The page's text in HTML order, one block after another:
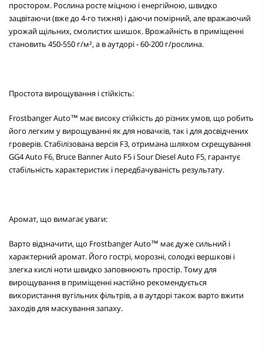
простором. Рослина росте міцною і енергійною, швидко
зацвітаючи (вже до 4-го тижня) і даючи помірний, але вражаючий
урожай щільних, смолистих шишок. Врожайність в приміщенні
становить 450-550 г/м², а в аутдорі - 60-200 г/рослина.
Простота вирощування і стійкість:
Frostbanger Auto™ має високу стійкість до різних умов, що робить
його легким у вирощуванні як для новачків, так і для досвідчених
гроверів. Стабілізована версія F3, отримана шляхом схрещування
GG4 Auto F6, Bruce Banner Auto F5 і Sour Diesel Auto F5, гарантує
стабільність характеристик і передбачуваність результату.
Аромат, що вимагає уваги:
Варто відзначити, що Frostbanger Auto™ має дуже сильний і
характерний аромат. Його гострі, морозні, солодкі вершкові і
злегка кислі ноти швидко заповнюють простір. Тому для
вирощування в приміщенні настійно рекомендується
використання вугільних фільтрів, а в аутдорі також варто вжити
заходів для маскування запаху.